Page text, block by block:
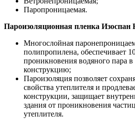
Паропроницаемая.
Пароизоляционная пленка Изоспан
Многослойная
полипропилена, обеспечивает
проникновения водяного пара
конструкцию;
Пароизоляция позволяет
свойства утеплителя и
конструкции, защищает
здания от проникновения
утеплителя.